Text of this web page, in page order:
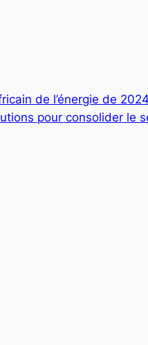
de l’énergie de
pour consolider le